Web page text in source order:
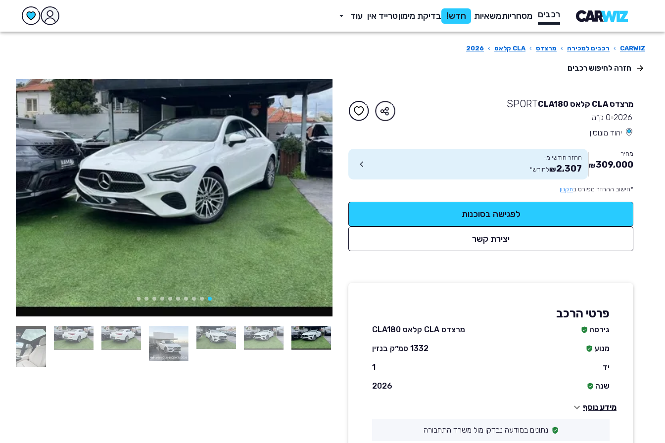
רכבים מסחריותמשאיות חדש! בדיקת מימוןטרייד אין עוד
CARWIZ
› רכבים למכירה › מרצדס › CLA קלאס ›
2026
חזרה לחיפוש רכבים
מרצדס CLA קלאס CLA180 SPORT
2026 0 ק״מ
יהוד מונוסון
מחיר
309,000
₪
החזר חודשי מ-
2,307
₪לחודש*
*חישוב ההחזר מפורט בתקנון
לפגישה בסוכנות
יצירת קשר
פרטי הרכב
גירסה
מרצדס CLA קלאס CLA180
מנוע
1332 סמ״ק בנזין
יד
1
שנה
2026
מידע נוסף
נתונים במודעה נבדקו מול משרד התחבורה